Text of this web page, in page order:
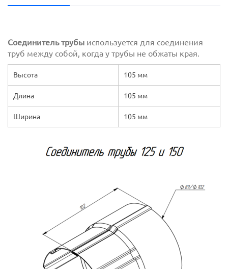
Соединитель трубы используется для соединения
труб между собой, когда у трубы не обжаты края.
Высота 105 мм
Длина 105 мм
Ширина 105 мм